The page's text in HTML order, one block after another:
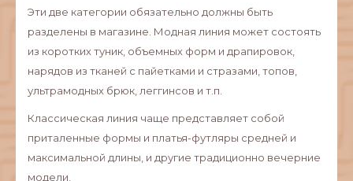
Эти две категории обязательно должны быть
разделены в магазине. Модная линия может состоять
из коротких туник, объемных форм и драпировок,
нарядов из тканей с пайетками и стразами, топов,
ультрамодных брюк, леггинсов и т.п.
Классическая линия чаще представляет собой
приталенные формы и платья-футляры средней и
максимальной длины, и другие традиционно вечерние
модели.